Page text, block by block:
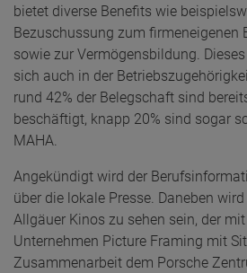
bietet diverse Benefits wie
Bezuschussung zum firmeneigenen
sowie zur Vermögensbildung.
sich auch in der
rund 42% der Belegschaft sind
beschäftigt, knapp 20% sind sogar
MAHA.
Angekündigt wird der
über die lokale Presse. Daneben
Allgäuer Kinos zu sehen sein, der
Unternehmen Picture Framing mit
Zusammenarbeit dem Porsche